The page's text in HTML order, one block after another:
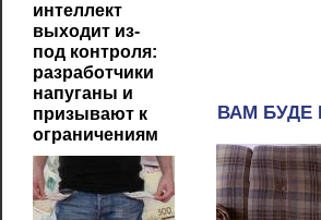
интеллект
выходит из-
под контроля:
разработчики
напуганы и
призывают к
ограничениям